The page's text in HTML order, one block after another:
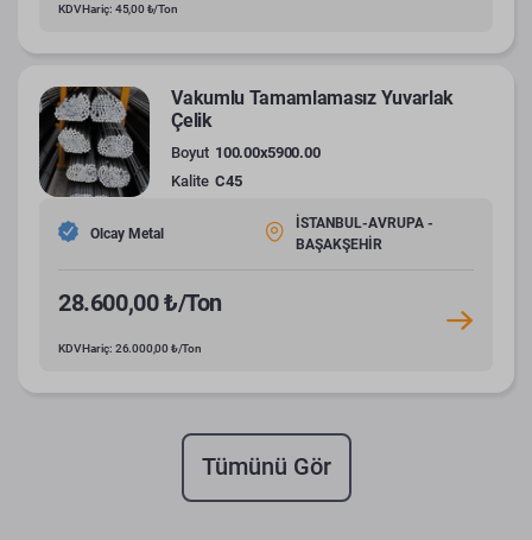
KDV Hariç: 45,00 ₺/Ton
Vakumlu Tamamlamasız Yuvarlak
Çelik
Boyut 100.00x5900.00
Kalite C45
Olcay Metal
İSTANBUL-AVRUPA -
BAŞAKŞEHİR
28.600,00 ₺/Ton
KDV Hariç: 26.000,00 ₺/Ton
Tümünü Gör